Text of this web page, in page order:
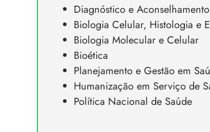
Diagnóstico e
Biologia Celular, Histologia e
Biologia Molecular e Celular
Bioética
Planejamento e Gestão em
Humanização em Serviço de
Política Nacional de Saúde